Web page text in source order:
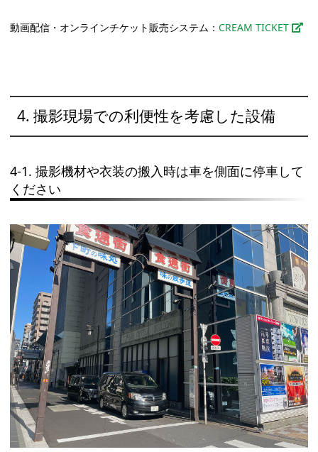
動画配信・オンラインチケット販売システム： CREAM TICKET
4. 撮影現場での利便性を考慮した設備
4-1. 撮影機材や衣装の搬入時は車を側面に停車して
ください